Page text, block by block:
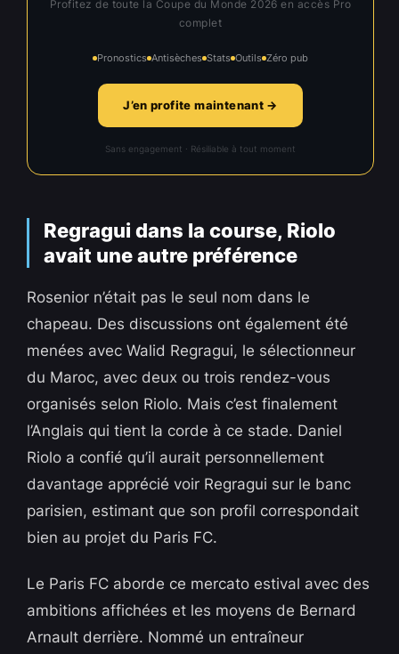
Profitez de toute la Coupe du Monde 2026 en accès Pro
complet
Pronostics Antisèches Stats Outils Zéro pub
J’en profite maintenant →
Sans engagement · Résiliable à tout moment
Regragui dans la course, Riolo
avait une autre préférence
Rosenior n’était pas le seul nom dans le
chapeau. Des discussions ont également été
menées avec Walid Regragui, le sélectionneur
du Maroc, avec deux ou trois rendez-vous
organisés selon Riolo. Mais c’est finalement
l’Anglais qui tient la corde à ce stade. Daniel
Riolo a confié qu’il aurait personnellement
davantage apprécié voir Regragui sur le banc
parisien, estimant que son profil correspondait
bien au projet du Paris FC.
Le Paris FC aborde ce mercato estival avec des
ambitions affichées et les moyens de Bernard
Arnault derrière. Nommé un entraîneur